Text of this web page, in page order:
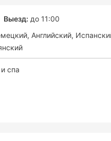
Выезд: до 11:00
Английский
спа